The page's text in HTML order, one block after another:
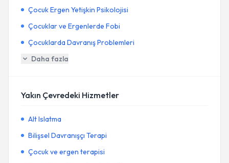
Çocuk Ergen Yetişkin Psikolojisi
Çocuklar ve Ergenlerde Fobi
Çocuklarda Davranış Problemleri
Daha fazla
Yakın Çevredeki Hizmetler
Alt Islatma
Bilişsel Davranışçı Terapi
Çocuk ve ergen terapisi